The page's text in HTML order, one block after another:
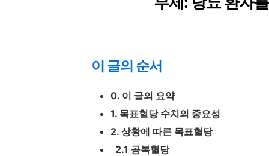
이 글의 순서
0. 이 글의 요약
1. 목표혈당 수치의 중요성
2. 상황에 따른 목표혈당
2.1 공복혈당